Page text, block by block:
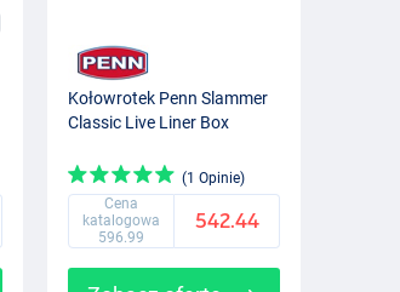
Kołowrotek Penn Slammer
Classic Live Liner Box
(1 Opinie)
Cena
katalogowa
596.99
542.44